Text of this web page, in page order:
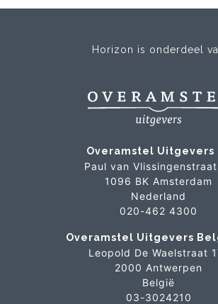
Horizon is onderdeel
Overamstel Uitgevers
Paul van
1096 BK Amsterdam
Nederland
020-462 4300
Overamstel Uitgevers
Leopold De Waelstraat
2000 Antwerpen
België
03-3024210